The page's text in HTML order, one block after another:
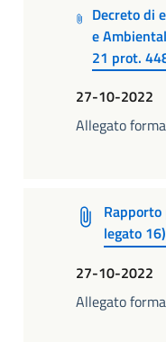
Decreto di
e
21 prot.
27-10-2022
Allegato
legato 16)
27-10-2022
Allegato